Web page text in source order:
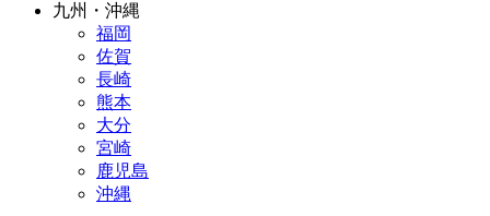
九州・沖縄
福岡
佐賀
長崎
熊本
大分
宮崎
鹿児島
沖縄